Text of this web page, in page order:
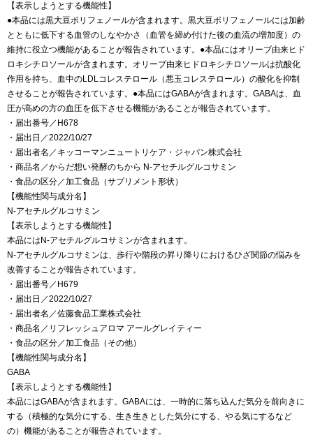
【表示しようとする機能性】
●本品には黒大豆ポリフェノールが含まれます。黒大豆ポリフェノールには加齢
とともに低下する血管のしなやかさ（血管を締め付けた後の血流の増加度）の
維持に役立つ機能があることが報告されています。●本品にはオリーブ由来ヒド
ロキシチロソールが含まれます。オリーブ由来ヒドロキシチロソールは抗酸化
作用を持ち、血中のLDLコレステロール（悪玉コレステロール）の酸化を抑制
させることが報告されています。●本品にはGABAが含まれます。GABAは、血
圧が高めの方の血圧を低下させる機能があることが報告されています。
・届出番号／H678
・届出日／2022/10/27
・届出者名／キッコーマンニュートリケア・ジャパン株式会社
・商品名／からだ想い発酵のちから N-アセチルグルコサミン
・食品の区分／加工食品（サプリメント形状）
【機能性関与成分名】
N-アセチルグルコサミン
【表示しようとする機能性】
本品にはN-アセチルグルコサミンが含まれます。
N-アセチルグルコサミンは、歩行や階段の昇り降りにおけるひざ関節の悩みを
改善することが報告されています。
・届出番号／H679
・届出日／2022/10/27
・届出者名／佐藤食品工業株式会社
・商品名／リフレッシュアロマ アールグレイティー
・食品の区分／加工食品（その他）
【機能性関与成分名】
GABA
【表示しようとする機能性】
本品にはGABAが含まれます。GABAには、一時的に落ち込んだ気分を前向きに
する（積極的な気分にする、生き生きとした気分にする、やる気にするなど
の）機能があることが報告されています。